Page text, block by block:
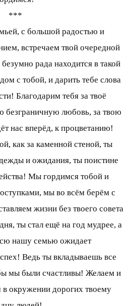
***
с большой радостью и
встречаем твой очередной
рада находится в такой
с тобой, и дарить тебе слова
Благодарим тебя за твоё
безграничную любовь, за твою
нас вперёд, к процветанию!
как за каменной стеной, ты
и ожидания, ты поистине
Мы гордимся тобой и
мы во всём берём с
жизни без твоего совета
ты стал ещё на год мудрее, а
нашу семью ожидает
Ведь ты вкладываешь все
мы были счастливы! Желаем и
в окружении дорогих твоему